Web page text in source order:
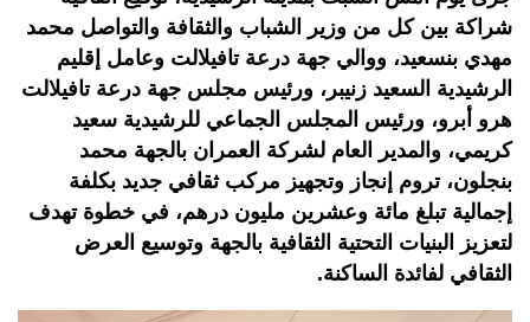
شراكة بين كل من وزير الشباب والثقافة والتواصل محمد
مهدي بنسعيد، ووالي جهة درعة تافيلالت وعامل إقليم
الرشيدية السعيد زنيبر، ورئيس مجلس جهة درعة تافيلالت
هرو أبرو، ورئيس المجلس الجماعي للرشيدية سعيد
كريمي، والمدير العام لشركة العمران بالجهة محمد
بنجلون، تروم إنجاز وتجهيز مركب ثقافي جديد بكلفة
إجمالية تبلغ مائة وعشرين مليون درهم، في خطوة تهدف
لتعزيز البنيات التحتية الثقافية بالجهة وتوسيع العرض
الثقافي لفائدة الساكنة.